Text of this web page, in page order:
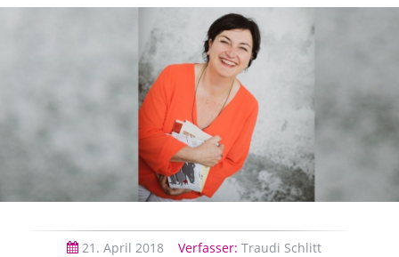
Texte
21. April 2018 Verfasser: Traudi Schlitt